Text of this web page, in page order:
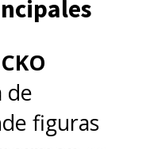
de
figuras